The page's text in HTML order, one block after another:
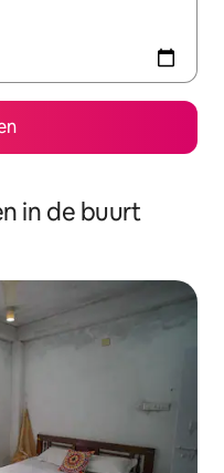
in de buurt